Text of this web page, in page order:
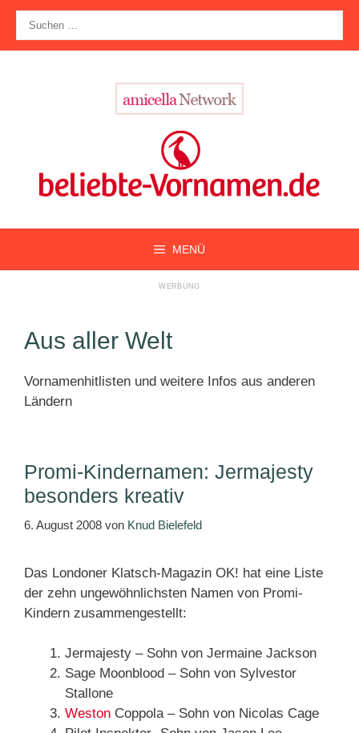
Zum
Inhalt
springen
nach:
MENÜ
Aus aller Welt
Vornamenhitlisten und weitere Infos aus anderen
Ländern
Promi-Kindernamen: Jermajesty
besonders kreativ
6. August 2008 von Knud Bielefeld
Das Londoner Klatsch-Magazin OK! hat eine Liste
der zehn ungewöhnlichsten Namen von Promi-
Kindern zusammengestellt:
Jermajesty – Sohn von Jermaine Jackson
Sage Moonblood – Sohn von Sylvestor
Stallone
Weston Coppola – Sohn von Nicolas Cage